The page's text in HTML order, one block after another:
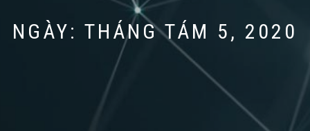
I
NGÀY: THÁNG TÁM 5, 2020